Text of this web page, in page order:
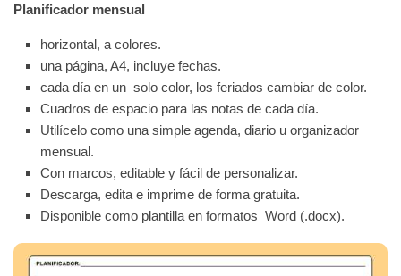
Planificador mensual
horizontal, a colores.
una página, A4, incluye fechas.
cada día en un solo color, los feriados cambiar de color.
Cuadros de espacio para las notas de cada día.
Utilícelo como una simple agenda, diario u organizador
mensual.
Con marcos, editable y fácil de personalizar.
Descarga, edita e imprime de forma gratuita.
Disponible como plantilla en formatos Word (.docx).